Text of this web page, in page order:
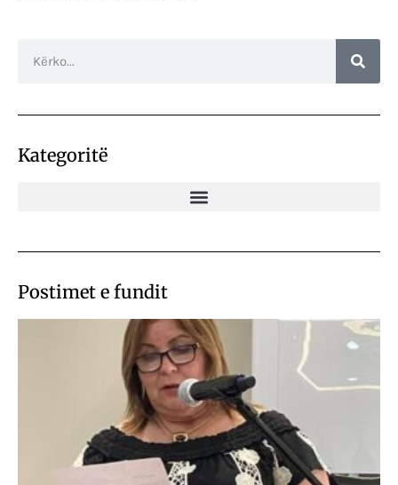
Kategoritë
Postimet e fundit